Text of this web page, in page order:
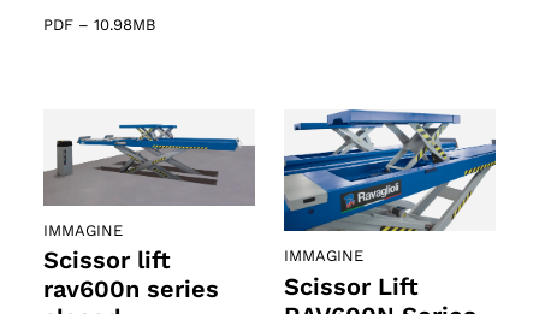
PDF – 10.98MB
IMMAGINE
Scissor lift
rav600n series
IMMAGINE
Scissor Lift